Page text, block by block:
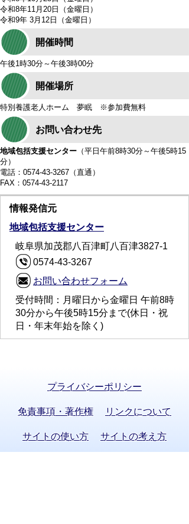
令和8年11月20日（金曜日）
令和9年 3月12日（金曜日）
開催時間
午後1時30分～午後3時00分
開催場所
特別養護老人ホーム 夢眠 ※参加費無料
お問い合わせ先
地域包括支援センター （平日午前8時30分～午後5時15
分）
電話：0574-43-3267（直通）
FAX：0574‐43‐2117
情報発信元
地域包括支援センター
岐阜県加茂郡八百津町八百津3827-1
0574-43-3267
お問い合わせフォーム
受付時間：月曜日から金曜日 午前8時
30分から午後5時15分まで(休日・祝
日・年末年始を除く)
プライバシーポリシー
免責事項・著作権 リンクについて
サイトの使い方 サイトの考え方